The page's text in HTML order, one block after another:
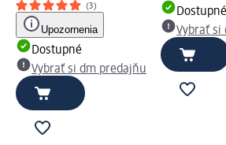
(3)
Upozornenia
Dostupné
Vybrať si dm predajňu
Dostupné
Vybrať si